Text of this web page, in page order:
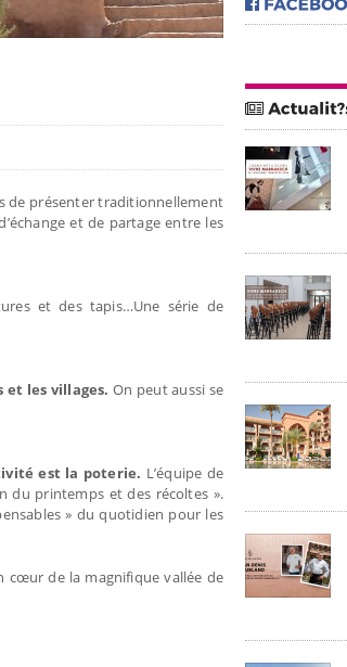
de présenter traditionnellement
et de partage entre les
et des tapis…Une série de
et les villages. On peut aussi se
est la poterie. L’équipe de
du printemps et des récoltes ».
» du quotidien pour les
cœur de la magnifique vallée de